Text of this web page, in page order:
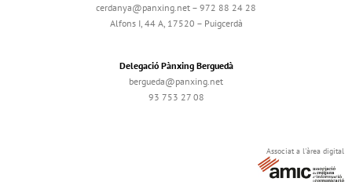
cerdanya@panxing.net – 972 88 24 28
Alfons I, 44 A, 17520 – Puigcerdà
Delegació Pànxing Berguedà
bergueda@panxing.net
93 753 27 08
Associat a l'àrea digital